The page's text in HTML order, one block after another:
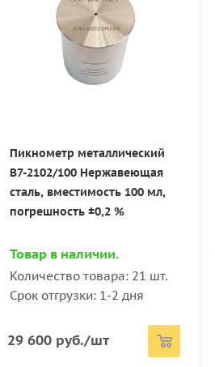
Штатив-тренога из
аннодированного
алюминия с покровным
ТМТ11
Товар в наличии.
Количество товара: 24 шт.
19 900 руб./шт
Пикнометр металлический
В7-2102/100 Нержавеющая
сталь, вместимость 100 мл,
погрешность ±0,2 %
Товар в наличии.
Количество товара: 21 шт.
Срок отгрузки: 1-2 дня
29 600 руб./шт